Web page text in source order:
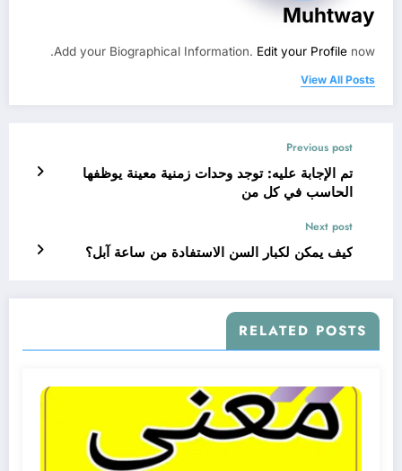
Muhtway
Add your Biographical Information. Edit your Profile now.
View All Posts
Previous post
تم الإجابة عليه: توجد وحدات زمنية معينة يوظفها
الحاسب في كل من
Next post
كيف يمكن لكبار السن الاستفادة من ساعة آبل؟
RELATED POSTS